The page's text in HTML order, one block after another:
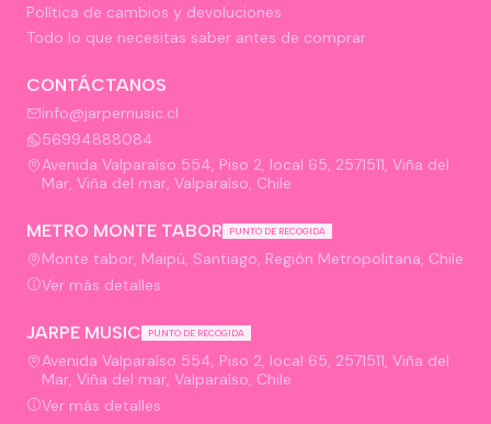
Política de cambios y devoluciones
Todo lo que necesitas saber antes de comprar
CONTÁCTANOS
info@jarpemusic.cl
56994888084
Avenida Valparaíso 554, Piso 2, local 65, 2571511, Viña del
Mar, Viña del mar, Valparaíso, Chile
METRO MONTE TABOR PUNTO DE RECOGIDA
Monte tabor, Maipú, Santiago, Región Metropolitana, Chile
Ver más detalles
JARPE MUSIC PUNTO DE RECOGIDA
Avenida Valparaíso 554, Piso 2, local 65, 2571511, Viña del
Mar, Viña del mar, Valparaíso, Chile
Ver más detalles